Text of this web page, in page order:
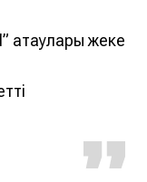
атаулары жеке